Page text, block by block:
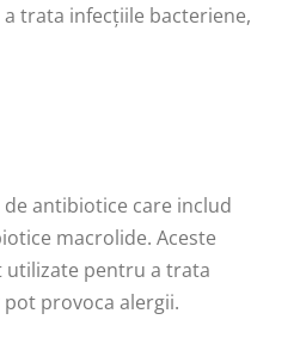
trata infecțiile bacteriene,
antibiotice care includ
macrolide. Aceste
pentru a trata
provoca alergii.